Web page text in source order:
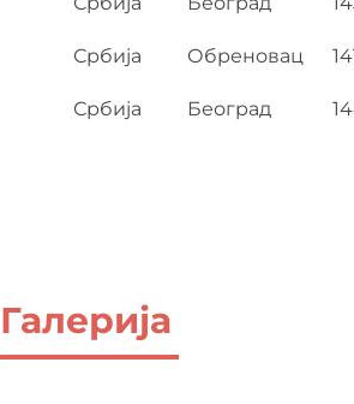
Србија Обреновац
Србија Београд
Галерија